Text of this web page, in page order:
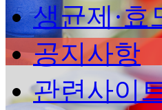
생균제·
공지사항
관련사이